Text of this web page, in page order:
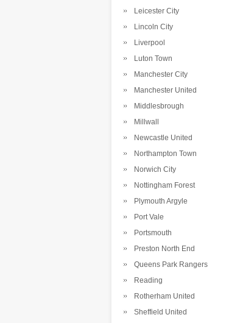
Leicester City
Lincoln City
Liverpool
Luton Town
Manchester City
Manchester United
Middlesbrough
Millwall
Newcastle United
Northampton Town
Norwich City
Nottingham Forest
Plymouth Argyle
Port Vale
Portsmouth
Preston North End
Queens Park Rangers
Reading
Rotherham United
Sheffield United